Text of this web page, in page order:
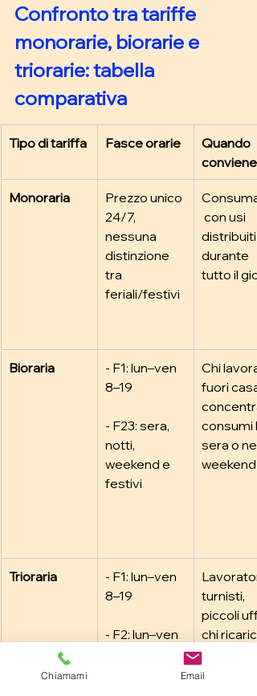
Confronto tra tariffe
monorarie, biorarie e
triorarie: tabella
comparativa
Tipo di tariffa Fasce orarie
Quando
conviene
Monoraria
Prezzo unico
24/7,
nessuna
distinzione
tra
feriali/festivi
con usi
distribuiti
durante
tutto il
Bioraria
- F1: lun–ven
8–19
- F23: sera,
notti,
weekend e
festivi
Chi lavora
fuori
consumi
sera o nei
weekend
Trioraria
- F1: lun–ven
8–19
- F2: lun–ven
Lavoratori
turnisti,
piccoli
chi
l’auto
elettrica
Chiamami Email